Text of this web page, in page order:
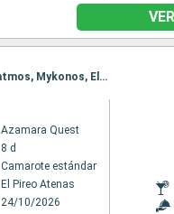
Itinerario : El Pireo Atenas, Santoríni, Agios Nikolaus (Crete), Rodas, Efeso, Patmos, Mykonos, El Pireo Atenas
Azamara Quest
8 d
Camarote estándar
El Pireo Atenas
24/10/2026